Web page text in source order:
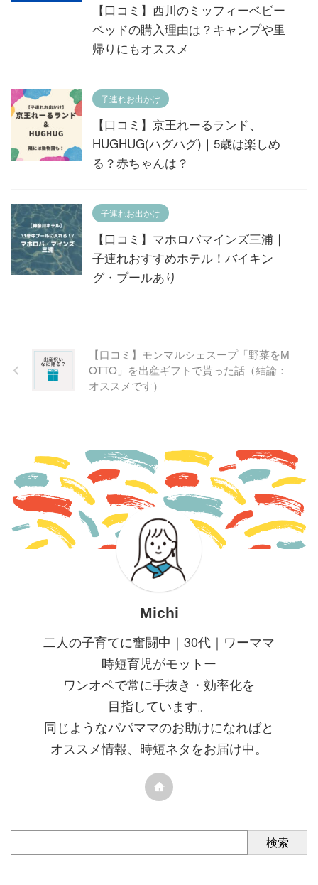
【口コミ】西川のミッフィーベビー
ベッドの購入理由は？キャンプや里
帰りにもオススメ
子連れお出かけ
【口コミ】京王れーるランド、
HUGHUG(ハグハグ)｜5歳は楽しめ
る？赤ちゃんは？
子連れお出かけ
【口コミ】マホロバマインズ三浦｜
子連れおすすめホテル！バイキン
グ・プールあり
【口コミ】モンマルシェスープ「野菜をM
OTTO」を出産ギフトで貰った話（結論：
オススメです）
Michi
二人の子育てに奮闘中｜30代｜ワーママ
時短育児がモットー
ワンオペで常に手抜き・効率化を
目指しています。
同じようなパパママのお助けになればと
オススメ情報、時短ネタをお届け中。
検索